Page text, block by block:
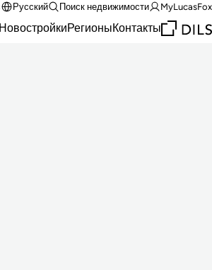
Русский Поиск недвижимости MyLucasFox
НовостройкиРегионыКонтакты